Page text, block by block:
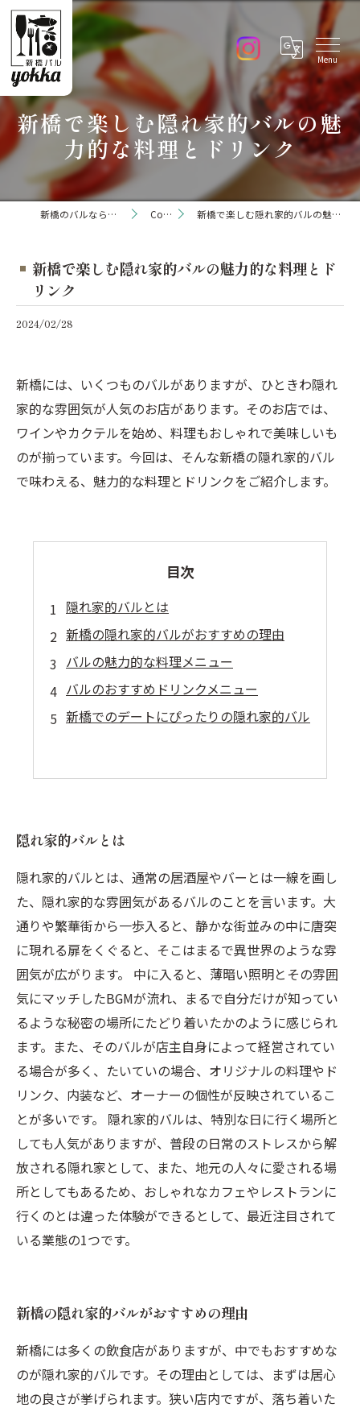
新橋で楽しむ隠れ家的バルの魅
力的な料理とドリンク
新橋のバルなら新橋バル yokka Column 新橋で楽しむ隠れ家的バルの魅力的な料理とドリンク
新橋で楽しむ隠れ家的バルの魅力的な料理とド
リンク
2024/02/28
新橋には、いくつものバルがありますが、ひときわ隠れ
家的な雰囲気が人気のお店があります。そのお店では、
ワインやカクテルを始め、料理もおしゃれで美味しいも
のが揃っています。今回は、そんな新橋の隠れ家的バル
で味わえる、魅力的な料理とドリンクをご紹介します。
目次
隠れ家的バルとは
新橋の隠れ家的バルがおすすめの理由
バルの魅力的な料理メニュー
バルのおすすめドリンクメニュー
新橋でのデートにぴったりの隠れ家的バル
隠れ家的バルとは
隠れ家的バルとは、通常の居酒屋やバーとは一線を画し
た、隠れ家的な雰囲気があるバルのことを言います。大
通りや繁華街から一歩入ると、静かな街並みの中に唐突
に現れる扉をくぐると、そこはまるで異世界のような雰
囲気が広がります。 中に入ると、薄暗い照明とその雰囲
気にマッチしたBGMが流れ、まるで自分だけが知ってい
るような秘密の場所にたどり着いたかのように感じられ
ます。また、そのバルが店主自身によって経営されてい
る場合が多く、たいていの場合、オリジナルの料理やド
リンク、内装など、オーナーの個性が反映されているこ
とが多いです。 隠れ家的バルは、特別な日に行く場所と
しても人気がありますが、普段の日常のストレスから解
放される隠れ家として、また、地元の人々に愛される場
所としてもあるため、おしゃれなカフェやレストランに
行くのとは違った体験ができるとして、最近注目されて
いる業態の1つです。
新橋の隠れ家的バルがおすすめの理由
新橋には多くの飲食店がありますが、中でもおすすめな
のが隠れ家的バルです。その理由としては、まずは居心
地の良さが挙げられます。狭い店内ですが、落ち着いた